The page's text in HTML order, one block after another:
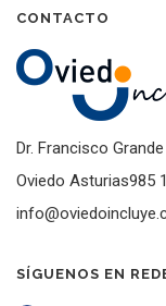
CONTACTO
Dr. Francisco
Oviedo Asturias985
SÍGUENOS EN